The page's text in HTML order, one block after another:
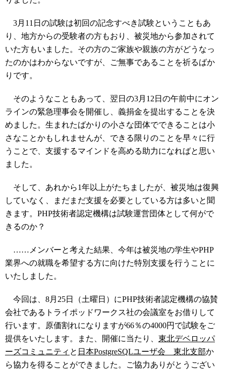
3月11日の試験は初回の記念すべき試験ということもあ
り、地方からの受験者の方もおり、被災地から参加されて
いた方もいました。その方のご家族や親族の方がどうなっ
たのかはわからないですが、ご無事であることを祈るばか
りです。
そのようなこともあって、翌日の3月12日の午前中にオン
ラインの緊急理事会を開催し、義捐金を提出することを決
めました。生まれたばかりの小さな団体でできることは小
さなことかもしれませんが、できる限りのことを早々に行
うことで、支援するマインドを高める助力になればと思い
ました。
そして、あれから1年以上がたちましたが、被災地は復興
していなく、まだまだ支援を必要としている方は多いと聞
きます。PHP技術者認定機構は試験運営団体として何がで
きるのか？
……メンバーと考えた結果、今年は被災地の学生やPHP
業界への就職を希望する方に向けた特別支援を行うことに
いたしました。
今回は、8月25日（土曜日）にPHP技術者認定機構の協賛
会社であるトライポッドワークス社の会議室をお借りして
行います。原価割れになりますが66％の4000円で試験をご
提供をいたします。また、開催に当たり、 東北デベロッパ
ーズコミュニティ と 日本PostgreSQLユーザ会 東北支部か
ら協力を得ることができました。ご協力ありがとうござい